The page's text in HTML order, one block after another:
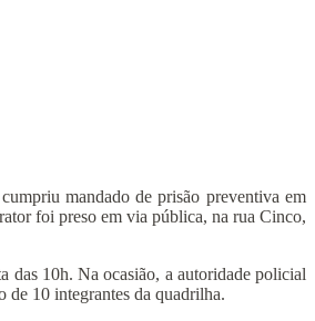
mandado de prisão preventiva em
foi preso em via pública, na rua Cinco,
das 10h. Na ocasião, a autoridade policial
de 10 integrantes da quadrilha.